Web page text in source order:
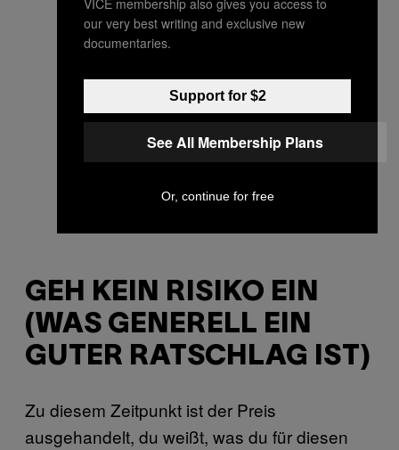
GEH KEIN RISIKO EIN
(WAS GENERELL EIN
GUTER RATSCHLAG IST)
Zu diesem Zeitpunkt ist der Preis
ausgehandelt, du weißt, was du für diesen
our very best writing and exclusive new
documentaries.
Support for $2
See All Membership Plans
Or, continue for free